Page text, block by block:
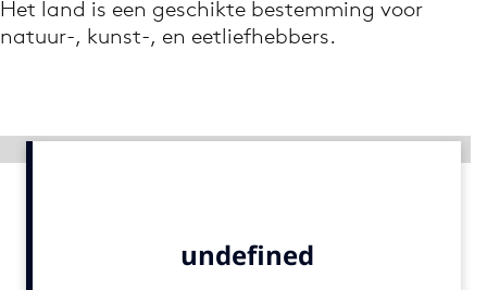
Volg het laatste nieuws via de Adformatie
Nieuws app
Het land is een geschikte bestemming voor
natuur-, kunst-, en eetliefhebbers.